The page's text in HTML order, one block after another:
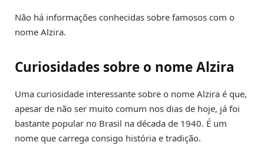
Não há informações conhecidas sobre famosos com o
nome Alzira.
Curiosidades sobre o nome Alzira
Uma curiosidade interessante sobre o nome Alzira é que,
apesar de não ser muito comum nos dias de hoje, já foi
bastante popular no Brasil na década de 1940. É um
nome que carrega consigo história e tradição.